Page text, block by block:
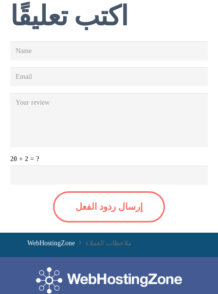
اكتب تعليقًا
20 + 2 = ?
إرسال ردود الفعل
WebHostingZone ملاحظات العملاء